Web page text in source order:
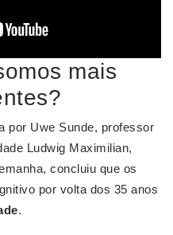
mais
por Uwe Sunde, professor
Ludwig Maximilian,
concluiu que os
por volta dos 35 anos
.